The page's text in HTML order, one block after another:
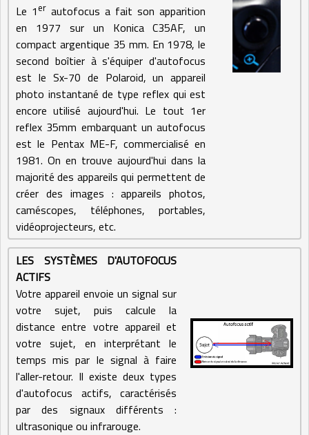
Le 1 er autofocus a fait son apparition
en 1977 sur un Konica C35AF, un
compact argentique 35 mm. En 1978, le
second boîtier à s'équiper d'autofocus
est le Sx-70 de Polaroid, un appareil
photo instantané de type reflex qui est
encore utilisé aujourd'hui. Le tout 1er
reflex 35mm embarquant un autofocus
est le Pentax ME-F, commercialisé en
1981. On en trouve aujourd'hui dans la
majorité des appareils qui permettent de
créer des images : appareils photos,
caméscopes, téléphones, portables,
vidéoprojecteurs, etc.
LES SYSTÈMES D'AUTOFOCUS
ACTIFS
Votre appareil envoie un signal sur
votre sujet, puis calcule la
distance entre votre appareil et
votre sujet, en interprétant le
temps mis par le signal à faire
l'aller-retour. Il existe deux types
d'autofocus actifs, caractérisés
par des signaux différents :
ultrasonique ou infrarouge.